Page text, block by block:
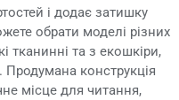
і додає затишку
обрати моделі різних
тканинні та з екошкіри,
Продумана конструкція
місце для читання,